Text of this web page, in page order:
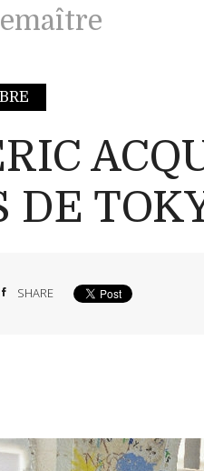
DE
SHARE